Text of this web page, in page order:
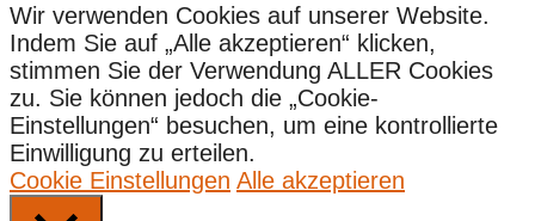
Wir verwenden Cookies auf unserer Website.
Indem Sie auf „Alle akzeptieren“ klicken,
stimmen Sie der Verwendung ALLER Cookies
zu. Sie können jedoch die „Cookie-
Einstellungen“ besuchen, um eine kontrollierte
Einwilligung zu erteilen.
Cookie Einstellungen Alle akzeptieren